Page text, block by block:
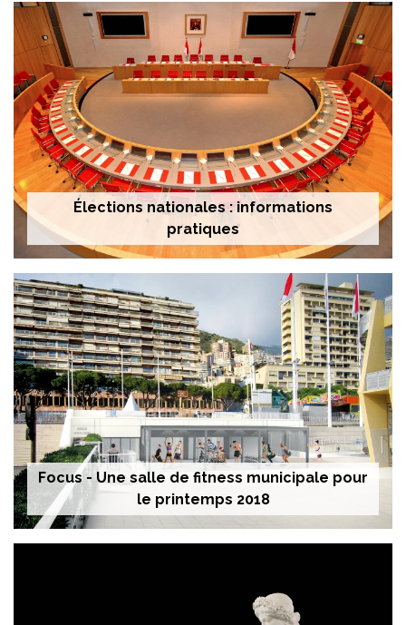
Élections nationales : informations
pratiques
Focus - Une salle de fitness municipale pour
le printemps 2018